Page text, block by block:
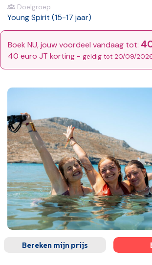
Doelgroep
Young Spirit (15-17 jaar)
Boek NU, jouw voordeel vandaag tot:
40 euro JT korting - geldig tot 20/09/
Bereken mijn prijs